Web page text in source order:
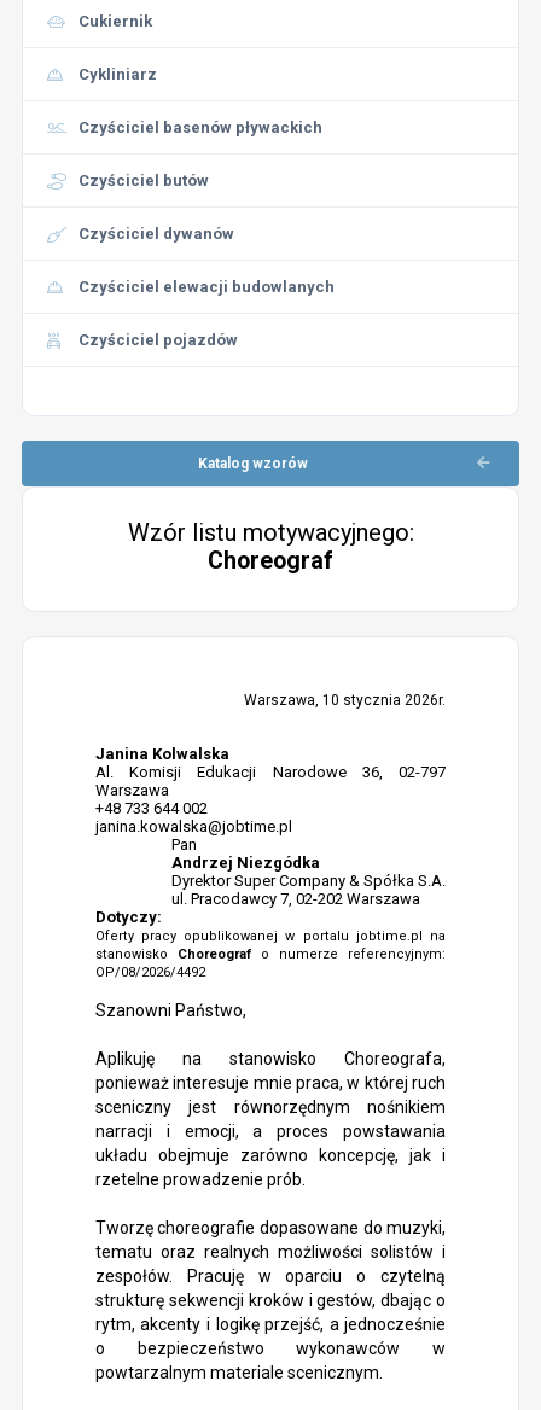
Cukiernik
Cykliniarz
Czyściciel basenów pływackich
Czyściciel butów
Czyściciel dywanów
Czyściciel elewacji budowlanych
Czyściciel pojazdów
Katalog wzorów
Wzór listu motywacyjnego:
Choreograf
Warszawa, 10 stycznia 2026r.
Janina Kolwalska
Al. Komisji Edukacji Narodowe 36, 02-797
Warszawa
+48 733 644 002
janina.kowalska@jobtime.pl
Pan
Andrzej Niezgódka
Dyrektor Super Company & Spółka S.A.
ul. Pracodawcy 7, 02-202 Warszawa
Dotyczy:
Oferty pracy opublikowanej w portalu jobtime.pl na
stanowisko Choreografo numerze referencyjnym:
OP/08/2026/4492
Szanowni Państwo,
Aplikuję na stanowisko Choreografa,
ponieważ interesuje mnie praca, w której ruch
sceniczny jest równorzędnym nośnikiem
narracji i emocji, a proces powstawania
układu obejmuje zarówno koncepcję, jak i
rzetelne prowadzenie prób.
Tworzę choreografie dopasowane do muzyki,
tematu oraz realnych możliwości solistów i
zespołów. Pracuję w oparciu o czytelną
strukturę sekwencji kroków i gestów, dbając o
rytm, akcenty i logikę przejść, a jednocześnie
o bezpieczeństwo wykonawców w
powtarzalnym materiale scenicznym.